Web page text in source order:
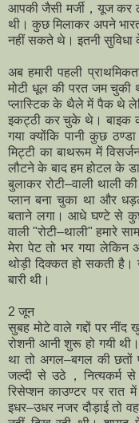
आपकी जैसी मर्जी，यूज कर
थी। कुछ मिलाकर अपने
नहीं सकते थे। इतनी सुविधा
अब हमारी पहली
मोटी धूल की परत जम
प्लास्टिक के थैले में पैक थे
इकट्ठी कर चुके थे। बाइक
गया क्योंकि पानी कुछ
मिट्टी का बाथरूम में
लौटने के बाद हम होटल के
बुलाकर रोटी–वाली थाली
प्लान बना चुका था और
बताने लगा। आधे घण्टे से
वाली "रोटी–थाली" हमारे
मेरा पेट तो भर गया लेकिन
थोड़ी दिक्कत हो सकती है।
बारी थी।
2 जून
सुबह मोटे वाले गद्दों पर
रोशनी आनी शुरू हो गयी
था तो अगल–बगल की छतों
जल्दी से उठे，नित्यकर्म
रिसेप्शन काउण्टर पर रात
इधर–उधर नजर दौड़ाई तो